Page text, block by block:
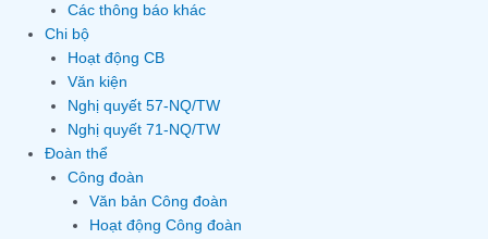
Các thông báo khác
Chi bộ
Hoạt động CB
Văn kiện
Nghị quyết 57-NQ/TW
Nghị quyết 71-NQ/TW
Đoàn thể
Công đoàn
Văn bản Công đoàn
Hoạt động Công đoàn